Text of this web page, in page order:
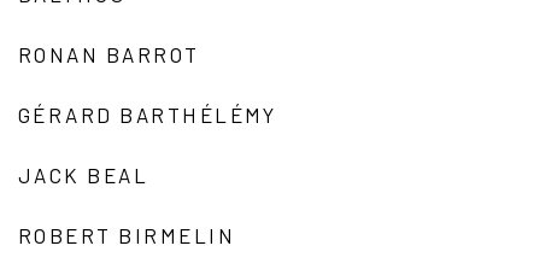
RONAN BARROT
GÉRARD BARTHÉLÉMY
JACK BEAL
ROBERT BIRMELIN